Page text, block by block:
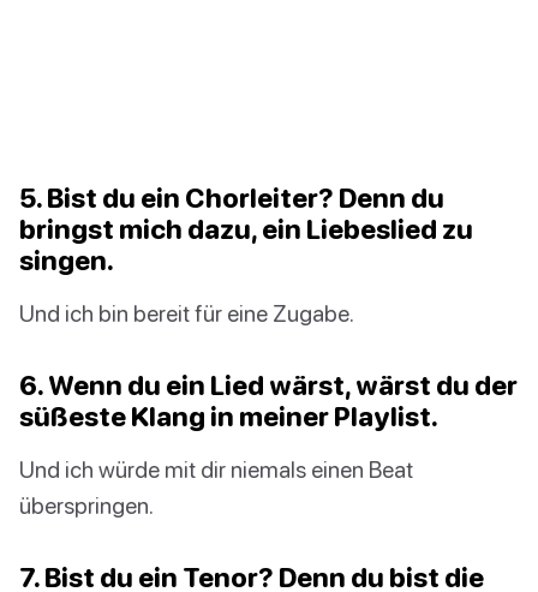
5. Bist du ein Chorleiter? Denn du
bringst mich dazu, ein Liebeslied zu
singen.
Und ich bin bereit für eine Zugabe.
6. Wenn du ein Lied wärst, wärst du der
süßeste Klang in meiner Playlist.
Und ich würde mit dir niemals einen Beat
überspringen.
7. Bist du ein Tenor? Denn du bist die